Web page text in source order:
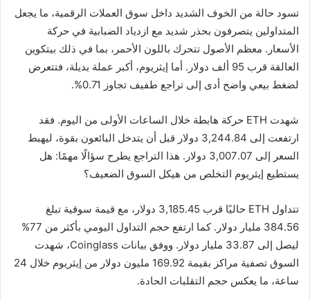
تسود حالة من الخوف الشديد داخل سوق العملات الرقمية، ما يجعل
المتداولين يتصرفون بحذر شديد مع ازدياد الضبابية في حركة
الأسعار. معظم الأصول تتحرك باللون الأحمر، بما في ذلك بيتكوين
العالقة قرب 95 ألف دولار. أما إيثريوم، أكبر عملة بديلة، فتتعرض
لضغط بيعي واضح أدى إلى تراجع طفيف تجاوز 0.71%.
شهدت ETH حركة هابطة خلال الساعات الأولى من اليوم. فقد
ارتفعت إلى 3,244.84 دولار قبل أن يتدخل البائعون بقوة، ليهبط
السعر إلى 3,007.07 دولار. هذا التراجع يطرح سؤالًا مهمًا: هل
يستطيع إيثريوم التخلص من هيكل السوق الضعيف؟
تتداول ETH حاليًا قرب 3,185.45 دولار، مع قيمة سوقية تبلغ
384.56 مليار دولار. كما ارتفع حجم التداول اليومي بأكثر من 77%
ليصل إلى 33.87 مليار دولار. ووفق بيانات Coinglass، شهدت
السوق تصفية مراكز بقيمة 169.92 مليون دولار من إيثريوم خلال 24
ساعة، ما يعكس حجم التقلبات الحادة.